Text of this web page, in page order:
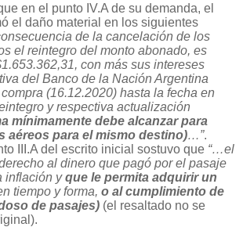
en el punto IV.A de su demanda, el
el daño material en los siguientes
de la cancelación de los
el reintegro del monto abonado, es
con más sus intereses
del Banco de la Nación Argentina
(16.12.2020) hasta la fecha en
y respectiva actualización
mínimamente debe alcanzar para
aéreos para el mismo destino)…”.
III.A del escrito inicial sostuvo que “…el
al dinero que pagó por el pasaje
inflación yque le permita adquirir un
tiempo y forma, o al cumplimiento de
de pasajes) (el resaltado no se